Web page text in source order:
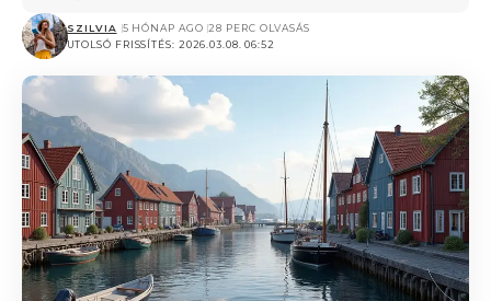
UTOLSÓ FRISSÍTÉS: 2026.03.08. 06:52
SZILVIA 5 HÓNAP AGO 28 PERC OLVASÁS